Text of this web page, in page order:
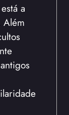
a
Além